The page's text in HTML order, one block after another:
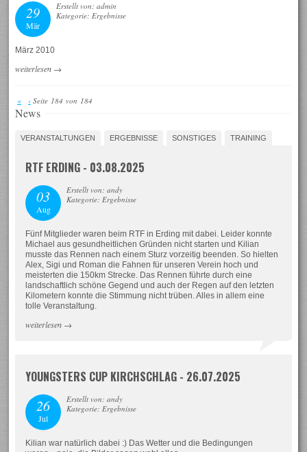
29
Mär
Erstellt von: admin
Kategorie: Ergebnisse
März 2010
weiterlesen →
« ‹ Seite 184 von 184
News
VERANSTALTUNGEN ERGEBNISSE SONSTIGES TRAINING
RTF ERDING - 03.08.2025
03
Aug
Erstellt von: andy
Kategorie: Ergebnisse
Fünf Mitglieder waren beim RTF in Erding mit dabei. Leider konnte
Michael aus gesundheitlichen Gründen nicht starten und Kilian
musste das Rennen nach einem Sturz vorzeitig beenden. So hielten
Alex, Sigi und Roman die Fahnen für unseren Verein hoch und
meisterten die 150km Strecke. Das Rennen führte durch eine
landschaftlich schöne Gegend und auch der Regen auf den letzten
Kilometern konnte die Stimmung nicht trüben. Alles in allem eine
tolle Veranstaltung.
weiterlesen →
YOUNGSTERS CUP KIRCHSCHLAG - 26.07.2025
26
Jul
Erstellt von: andy
Kategorie: Ergebnisse
Kilian war natürlich dabei :) Das Wetter und die Bedingungen